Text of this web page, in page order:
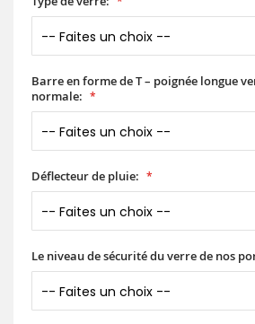
Barre en forme de T – poignée longue
normale:
Déflecteur de pluie:
Le niveau de sécurité du verre de nos